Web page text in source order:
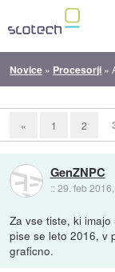
Novice » Procesorji »
« 1 2
GenZNPC
::29. feb
Za vse tiste, ki
pise se leto 2016, v
graficno.